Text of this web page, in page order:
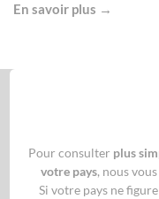
En savoir plus →
Pour consulter plus
votre pays, nous
Si votre pays ne